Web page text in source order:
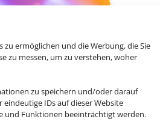
ermöglichen und die Werbung, die Sie
zu messen, um zu verstehen, woher
zu speichern und/oder darauf
IDs auf dieser Website
und Funktionen beeinträchtigt werden.